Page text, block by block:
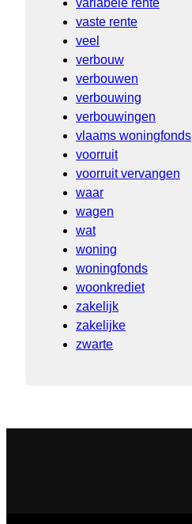
vaste rente
veel
verbouw
verbouwen
verbouwing
verbouwingen
vlaams woningfonds
voorruit
voorruit vervangen
waar
wagen
wat
woning
woningfonds
woonkrediet
zakelijk
zakelijke
zwarte